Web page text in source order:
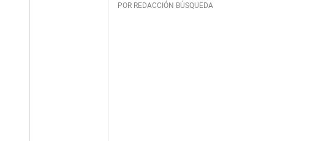
POR REDACCIÓN BÚSQUEDA